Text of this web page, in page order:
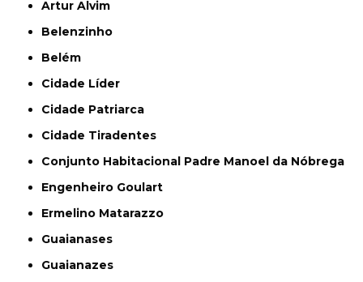
Artur Alvim
Belenzinho
Belém
Cidade Líder
Cidade Patriarca
Cidade Tiradentes
Conjunto Habitacional Padre Manoel da Nóbrega
Engenheiro Goulart
Ermelino Matarazzo
Guaianases
Guaianazes